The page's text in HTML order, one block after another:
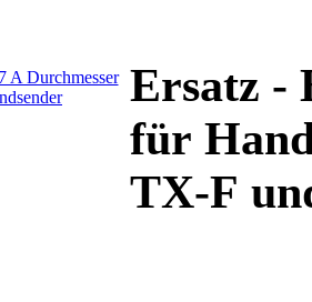
Ersatz -
für
TX-F